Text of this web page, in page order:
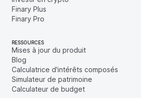
Finary Plus
Finary Pro
RESSOURCES
Mises à jour du produit
Blog
Calculatrice d'intérêts composés
Simulateur de patrimoine
Calculateur de budget